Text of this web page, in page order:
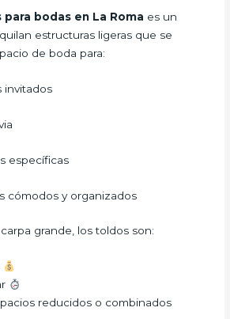
bodas en La Roma es un
estructuras ligeras que se
de boda para:
invitados
específicas
cómodos y organizados
grande, los toldos son:
reducidos o combinados